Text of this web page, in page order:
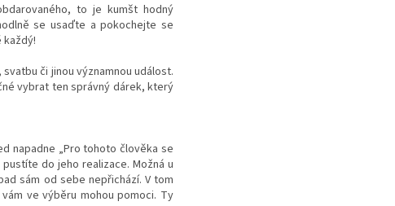
to je kumšt hodný
se usaďte a pokochejte se
každý!
či jinou významnou událost.
vybrat ten správný dárek, který
napadne „Pro tohoto člověka se
do jeho realizace. Možná u
sám od sebe nepřichází. V tom
ve výběru mohou pomoci. Ty